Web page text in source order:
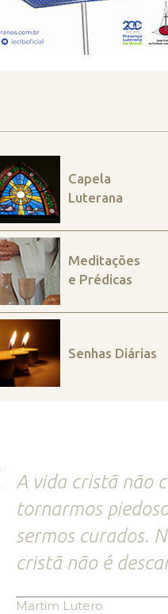
Capela
Luterana
Meditações
e Prédicas
Senhas Diárias
A vida cristã não
tornarmos
sermos curados.
cristã não é
Martim Lutero